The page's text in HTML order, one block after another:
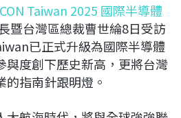
L
i
n
k
Taiwan 2025 國際半導體
暨台灣區總裁曹世綸8日受訪
已正式升級為國際半導體
與度創下歷史新高，更將台灣
指南針跟明燈。